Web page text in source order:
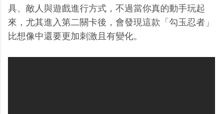
具、敵人與遊戲進行方式，不過當你真的動手玩起
來，尤其進入第二關卡後，會發現這款「勾玉忍者」
比想像中還要更加刺激且有變化。